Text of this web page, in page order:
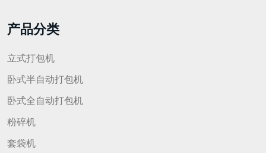
产品分类
立式打包机
卧式半自动打包机
卧式全自动打包机
粉碎机
套袋机